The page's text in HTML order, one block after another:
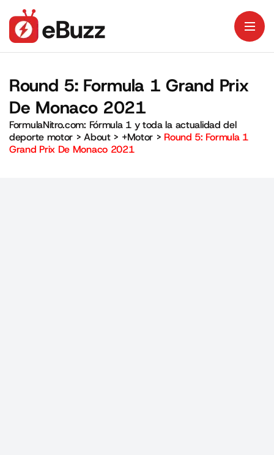
Round 5: Formula 1 Grand Prix
De Monaco 2021
FormulaNitro.com: Fórmula 1 y toda la actualidad del
deporte motor >About> +Motor > Round 5: Formula 1
Grand Prix De Monaco 2021